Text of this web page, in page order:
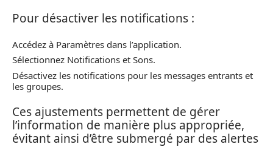
Pour désactiver les notifications :
Accédez à Paramètres dans l’application.
Sélectionnez Notifications et Sons.
Désactivez les notifications pour les messages entrants et
les groupes.
Ces ajustements permettent de gérer
l’information de manière plus appropriée,
évitant ainsi d’être submergé par des alertes